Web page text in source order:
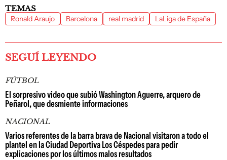
TEMAS
Ronald Araujo Barcelona real madrid LaLiga de España
SEGUÍ LEYENDO
FÚTBOL
El sorpresivo video que subió Washington Aguerre, arquero de
Peñarol, que desmiente informaciones
NACIONAL
Varios referentes de la barra brava de Nacional visitaron a todo el
plantel en la Ciudad Deportiva Los Céspedes para pedir
explicaciones por los últimos malos resultados